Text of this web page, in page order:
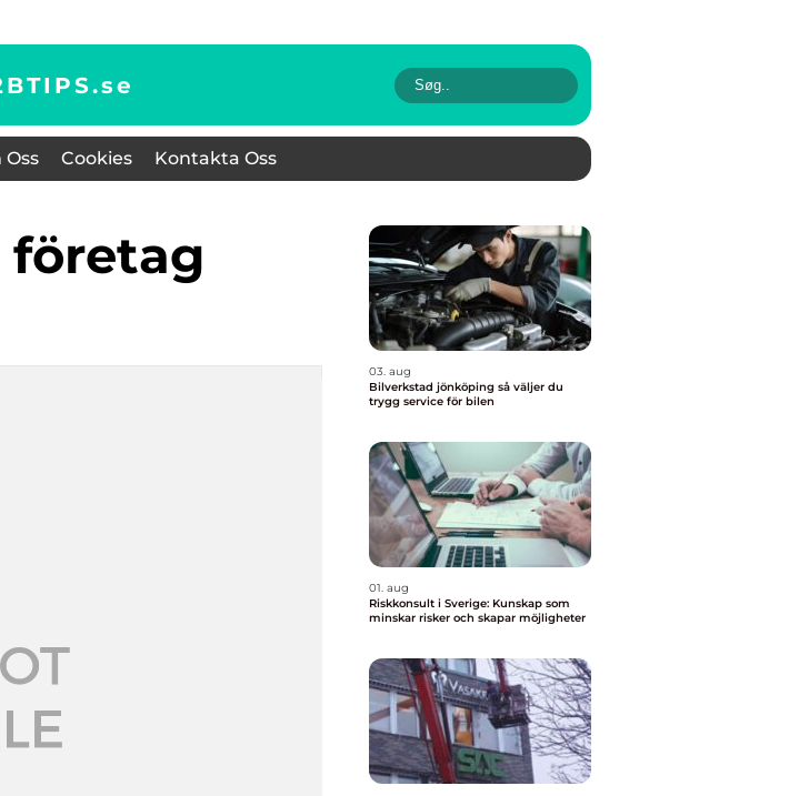
se
Oss Cookies Kontakta Oss
företag
03. aug
Bilverkstad jönköping så väljer du
trygg service för bilen
01. aug
Riskkonsult i Sverige: Kunskap som
minskar risker och skapar möjligheter